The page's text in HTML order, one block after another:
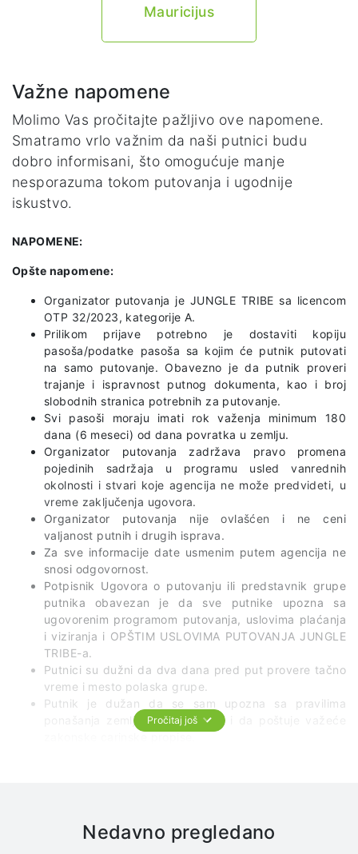
Mauricijus
Važne napomene
Molimo Vas pročitajte pažljivo ove napomene.
Smatramo vrlo važnim da naši putnici budu
dobro informisani, što omogućuje manje
nesporazuma tokom putovanja i ugodnije
iskustvo.
NAPOMENE:
Opšte napomene:
Organizator putovanja je JUNGLE TRIBE sa licencom
OTP 32/2023, kategorije A.
Prilikom prijave potrebno je dostaviti kopiju
pasoša/podatke pasoša sa kojim će putnik putovati
na samo putovanje. Obavezno je da putnik proveri
trajanje i ispravnost putnog dokumenta, kao i broj
slobodnih stranica potrebnih za putovanje.
Svi pasoši moraju imati rok važenja minimum 180
dana (6 meseci) od dana povratka u zemlju.
Organizator putovanja zadržava pravo promena
pojedinih sadržaja u programu usled vanrednih
okolnosti i stvari koje agencija ne može predvideti, u
vreme zaključenja ugovora.
Organizator putovanja nije ovlašćen i ne ceni
valjanost putnih i drugih isprava.
Za sve informacije date usmenim putem agencija ne
snosi odgovornost.
Potpisnik Ugovora o putovanju ili predstavnik grupe
putnika obavezan je da sve putnike upozna sa
ugovorenim programom putovanja, uslovima plaćanja
i viziranja i OPŠTIM USLOVIMA PUTOVANJA JUNGLE
TRIBE-a.
Putnici su dužni da dva dana pred put provere tačno
vreme i mesto polaska grupe.
Putnik je dužan da se sam upozna sa pravilima
ponašanja zemlje u koju putuje i da poštuje važeće
predviđena za pauze (granice, ček point stanice,
Pročitaj još
Nedavno pregledano